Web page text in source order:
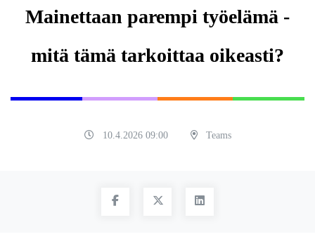
Mainettaan parempi työelämä -
mitä tämä tarkoittaa oikeasti?
10.4.2026 09:00 Teams